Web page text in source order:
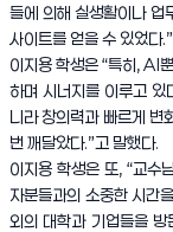
들에 의해 실생활이나 업
사이트를 얻을 수 있었다
이지용 학생은 “특히, AI
하며 시너지를 이루고 있
니라 창의력과 빠르게 변
번 깨달았다.”고 말했다.
이지용 학생은 또, “교
자분들과의 소중한 시간
외의 대학과 기업들을